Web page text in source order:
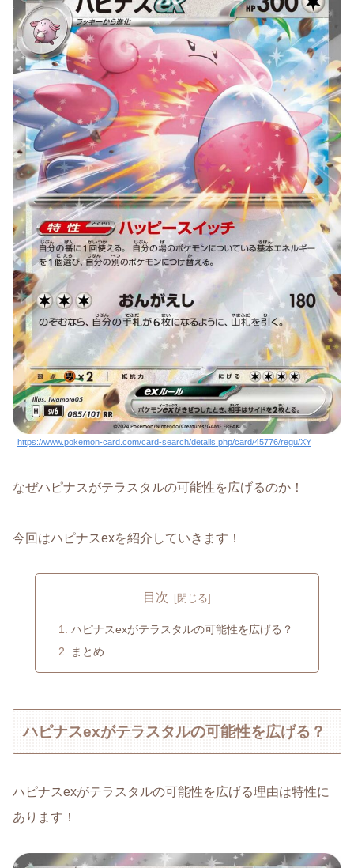
https://www.pokemon-card.com/card-search/details.php/card/45776/regu/XY
なぜハピナスがテラスタルの可能性を広げるのか！
今回はハピナスexを紹介していきます！
目次
ハピナスexがテラスタルの可能性を広げる？
まとめ
ハピナスexがテラスタルの可能性を広げる？
ハピナスexがテラスタルの可能性を広げる理由は特性に
あります！